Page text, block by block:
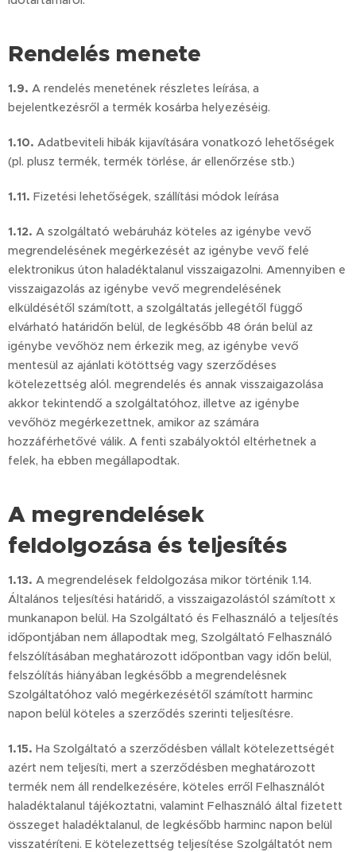
Rendelés menete
1.9. A rendelés menetének részletes leírása, a
bejelentkezésről a termék kosárba helyezéséig.
1.10. Adatbeviteli hibák kijavítására vonatkozó lehetőségek
(pl. plusz termék, termék törlése, ár ellenőrzése stb.)
1.11. Fizetési lehetőségek, szállítási módok leírása
1.12. A szolgáltató webáruház köteles az igénybe vevő
megrendelésének megérkezését az igénybe vevő felé
elektronikus úton haladéktalanul visszaigazolni. Amennyiben e
visszaigazolás az igénybe vevő megrendelésének
elküldésétől számított, a szolgáltatás jellegétől függő
elvárható határidőn belül, de legkésőbb 48 órán belül az
igénybe vevőhöz nem érkezik meg, az igénybe vevő
mentesül az ajánlati kötöttség vagy szerződéses
kötelezettség alól. megrendelés és annak visszaigazolása
akkor tekintendő a szolgáltatóhoz, illetve az igénybe
vevőhöz megérkezettnek, amikor az számára
hozzáférhetővé válik. A fenti szabályoktól eltérhetnek a
felek, ha ebben megállapodtak.
A megrendelések
feldolgozása és teljesítés
1.13. A megrendelések feldolgozása mikor történik 1.14.
Általános teljesítési határidő, a visszaigazolástól számított x
munkanapon belül. Ha Szolgáltató és Felhasználó a teljesítés
időpontjában nem állapodtak meg, Szolgáltató Felhasználó
felszólításában meghatározott időpontban vagy időn belül,
felszólítás hiányában legkésőbb a megrendelésnek
Szolgáltatóhoz való megérkezésétől számított harminc
napon belül köteles a szerződés szerinti teljesítésre.
1.15. Ha Szolgáltató a szerződésben vállalt kötelezettségét
azért nem teljesíti, mert a szerződésben meghatározott
termék nem áll rendelkezésére, köteles erről Felhasználót
haladéktalanul tájékoztatni, valamint Felhasználó által fizetett
összeget haladéktalanul, de legkésőbb harminc napon belül
visszatéríteni. E kötelezettség teljesítése Szolgáltatót nem